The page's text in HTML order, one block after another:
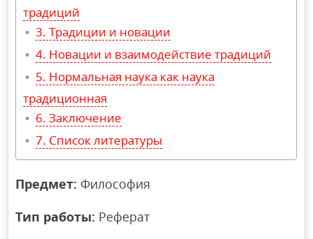
традиций
Традиции и новации
Новации и взаимодействие традиций
Нормальная наука как наука
традиционная
Заключение
Список литературы
Предмет: Философия
Тип работы: Реферат